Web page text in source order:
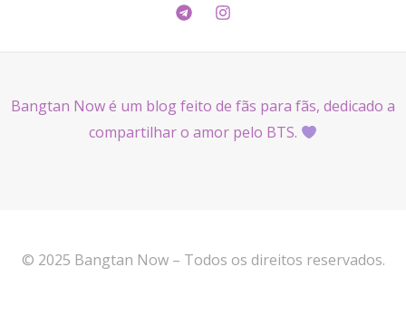
Bangtan Now é um blog feito de fãs para fãs, dedicado a
compartilhar o amor pelo BTS.
© 2025 Bangtan Now – Todos os direitos reservados.